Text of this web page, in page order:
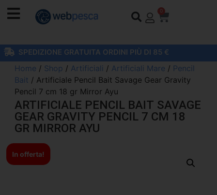
0
SPEDIZIONE GRATUITA ORDINI PIÙ DI 85 €
Home / Shop / Artificiali / Artificiali Mare / Pencil
Bait / Artificiale Pencil Bait Savage Gear Gravity
Pencil 7 cm 18 gr Mirror Ayu
ARTIFICIALE PENCIL BAIT SAVAGE
GEAR GRAVITY PENCIL 7 CM 18
GR MIRROR AYU
In offerta!